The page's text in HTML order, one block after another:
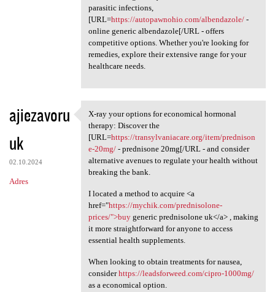
parasitic infections,
[URL=https://autopawnohio.com/albendazole/-
online generic albendazole[/URL - offers
competitive options. Whether you're looking for
remedies, explore their extensive range for your
healthcare needs.
ajiezavoru
uk
02.10.2024
Adres
X-ray your options for
X-ray your options for economical hormonal
therapy: Discover the
[URL=https://transylvaniacare.org/item/prednison
e-20mg/- prednisone 20mg[/URL - and consider
alternative avenues to regulate your health without
breaking the bank.
I located a method to acquire <a
href="https://mychik.com/prednisolone-
prices/">buygeneric prednisolone uk</a> , making
it more straightforward for anyone to access
essential health supplements.
When looking to obtain treatments for nausea,
considerhttps://leadsforweed.com/cipro-1000mg/
as a economical option.